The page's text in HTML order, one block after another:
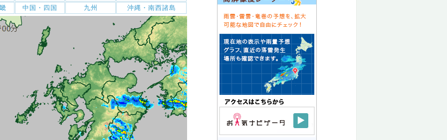
中国・四国 九州 沖縄・南西諸島